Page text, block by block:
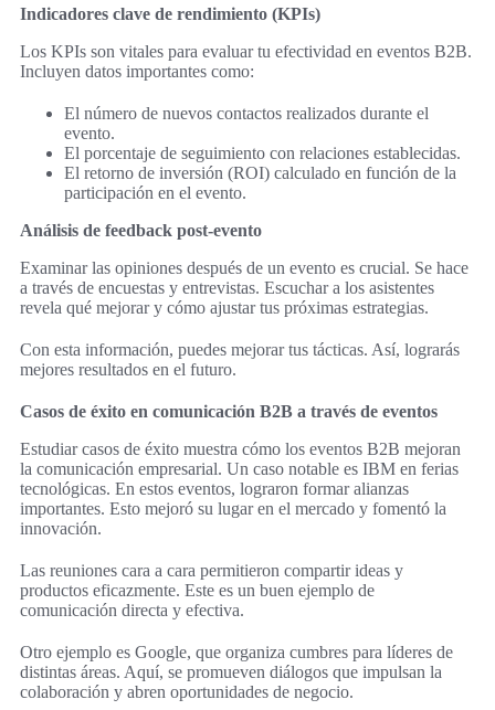
Indicadores clave de rendimiento (KPIs)
Los KPIs son vitales para evaluar tu efectividad en eventos B2B.
Incluyen datos importantes como:
El número de nuevos contactos realizados durante el
evento.
El porcentaje de seguimiento con relaciones establecidas.
El retorno de inversión (ROI) calculado en función de la
participación en el evento.
Análisis de feedback post-evento
Examinar las opiniones después de un evento es crucial. Se hace
a través de encuestas y entrevistas. Escuchar a los asistentes
revela qué mejorar y cómo ajustar tus próximas estrategias.
Con esta información, puedes mejorar tus tácticas. Así, lograrás
mejores resultados en el futuro.
Casos de éxito en comunicación B2B a través de eventos
Estudiar casos de éxito muestra cómo los eventos B2B mejoran
la comunicación empresarial. Un caso notable es IBM en ferias
tecnológicas. En estos eventos, lograron formar alianzas
importantes. Esto mejoró su lugar en el mercado y fomentó la
innovación.
Las reuniones cara a cara permitieron compartir ideas y
productos eficazmente. Este es un buen ejemplo de
comunicación directa y efectiva.
Otro ejemplo es Google, que organiza cumbres para líderes de
distintas áreas. Aquí, se promueven diálogos que impulsan la
colaboración y abren oportunidades de negocio.